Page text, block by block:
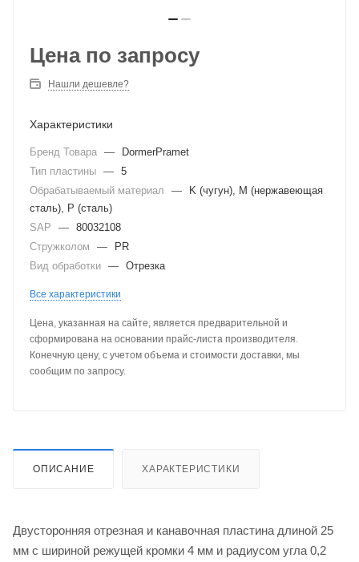
Цена по запросу
Нашли дешевле?
Характеристики
Бренд Товара —
DormerPramet
Тип пластины — 5
Обрабатываемый материал
—
K (чугун), M (нержавеющая
сталь), P (сталь)
SAP
— 80032108
Стружколом
—
PR
Вид обработки — Отрезка
Все характеристики
Цена, указанная на сайте, является предварительной и
сформирована на основании прайс-листа производителя.
Конечную цену, с учетом объема и стоимости доставки, мы
сообщим по запросу.
ОПИСАНИЕ ХАРАКТЕРИСТИКИ
Двусторонняя отрезная и канавочная пластина длиной 25
мм с шириной режущей кромки 4 мм и радиусом угла 0,2